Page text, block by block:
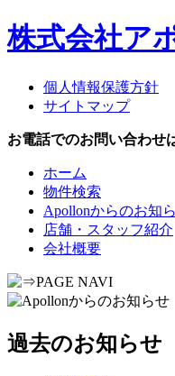
株式会社ア
個人情報保護方針
サイトマップ
お電話でのお問い合わせ
ホーム
物件検索
Apollonからのお知
店舗・スタッフ紹介
会社概要
過去のお知らせ